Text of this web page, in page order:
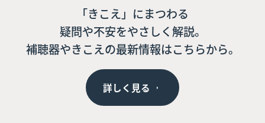
「きこえ」にまつわる
疑問や不安をやさしく解説。
補聴器やきこえの最新情報はこちらから。
詳しく見る